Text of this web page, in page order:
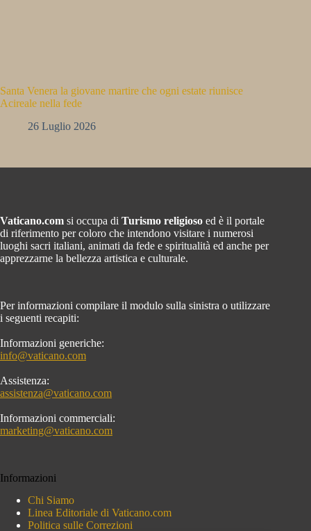
Santa Venera la giovane martire che ogni estate riunisce
Acireale nella fede
26 Luglio 2026
Vaticano.com si occupa di Turismo religioso ed è il portale
di riferimento per coloro che intendono visitare i numerosi
luoghi sacri italiani, animati da fede e spiritualità ed anche per
apprezzarne la bellezza artistica e culturale.
Per informazioni compilare il modulo sulla sinistra o utilizzare
i seguenti recapiti:
Informazioni generiche:
info@vaticano.com
Assistenza:
assistenza@vaticano.com
Informazioni commerciali:
marketing@vaticano.com
Informazioni
Chi Siamo
Linea Editoriale di Vaticano.com
Politica sulle Correzioni